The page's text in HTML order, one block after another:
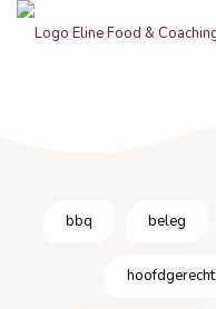
bbq beleg
hoofdgerecht